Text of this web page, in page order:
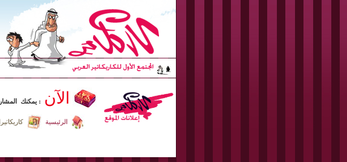
الآن : يمكنك
الرئيسية